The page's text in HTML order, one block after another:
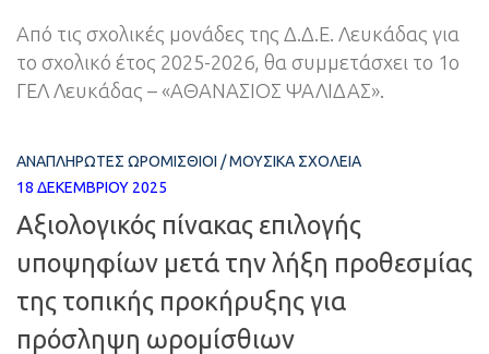
Από τις σχολικές μονάδες της Δ.Δ.Ε. Λευκάδας για
το σχολικό έτος 2025-2026, θα συμμετάσχει το 1ο
ΓΕΛ Λευκάδας – «ΑΘΑΝΑΣΙΟΣ ΨΑΛΙΔΑΣ».
ΑΝΑΠΛΗΡΩΤΈΣ ΩΡΟΜΊΣΘΙΟΙ /ΜΟΥΣΙΚΆ ΣΧΟΛΕΊΑ
18 ΔΕΚΕΜΒΡΊΟΥ 2025
Αξιολογικός πίνακας επιλογής
υποψηφίων μετά την λήξη προθεσμίας
της τοπικής προκήρυξης για
πρόσληψη ωρομίσθιων